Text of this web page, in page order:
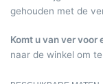
gehouden met de
Komt u van ver voor
naar de winkel om